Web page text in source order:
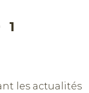
1
les actualités